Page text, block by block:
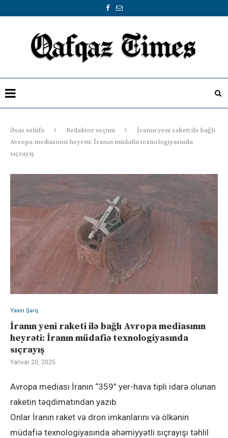
Əsas səhifə Redaktor seçimi
İranın yeni raketi ilə bağlı
Avropa mediasının heyrəti: İranın müdafiə texnologiyasında
sıçrayış
Yaxın Şərq
İranın yeni raketi ilə bağlı Avropa mediasının
heyrəti: İranın müdafiə texnologiyasında
sıçrayış
Yanvar 20, 2025
Avropa mediası İranın “359” yer-hava tipli idarə olunan
raketin təqdimatından yazıb.
Onlar İranın raket və dron imkanlarını və ölkənin
müdafiə texnologiyasında əhəmiyyətli sıçrayışı təhlil